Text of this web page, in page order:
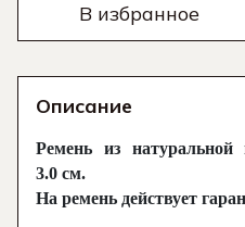
В избранное
Описание
Ремень из
3.0 см.
На ремень действует